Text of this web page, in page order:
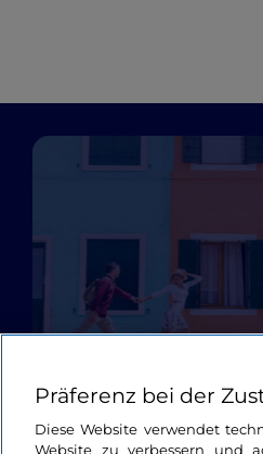
Präferenz bei der
Diese Website verwendet
Website zu verbessern und